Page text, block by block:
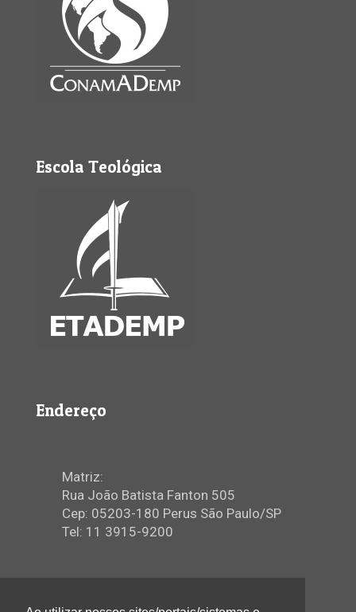
Escola Teológica
Endereço
Matriz:
Rua João Batista Fanton 505
Cep: 05203-180 Perus São Paulo/SP
Tel: 11 3915-9200